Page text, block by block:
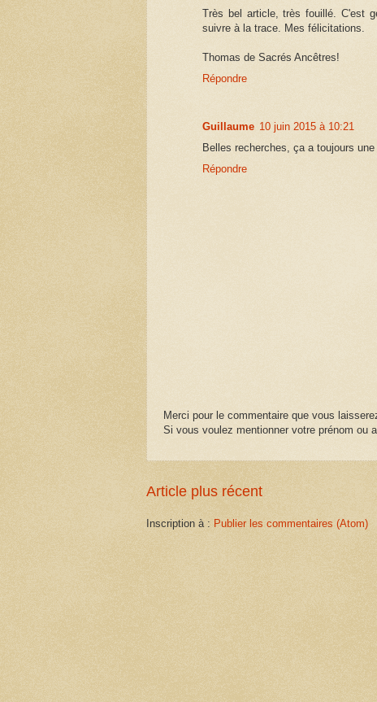
Très bel article, très fouillé. C'est
suivre à la trace. Mes félicitations.
Thomas de Sacrés Ancêtres!
Répondre
Guillaume 10 juin 2015 à 10:21
Belles recherches, ça a toujours
Répondre
Merci pour le commentaire que vous
Si vous voulez mentionner votre prénom ou
Article plus récent
Inscription à : Publier les commentaires (Atom)